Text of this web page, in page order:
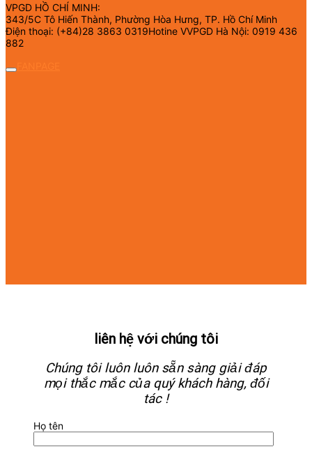
VPGD HỒ CHÍ MINH:
343/5C Tô Hiến Thành, Phường Hòa Hưng, TP. Hồ Chí Minh
Điện thoại: (+84)28 3863 0319Hotine VVPGD Hà Nội: 0919 436
882
liên hệ với chúng tôi
Chúng tôi luôn luôn sẵn sàng giải đáp
mọi thắc mắc của quý khách hàng, đối
tác !
Họ tên